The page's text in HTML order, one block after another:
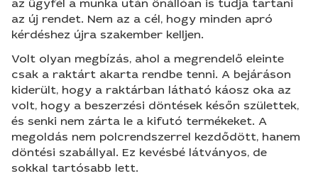
az ügyfél a munka után önállóan is tudja tartani
az új rendet. Nem az a cél, hogy minden apró
kérdéshez újra szakember kelljen.
Volt olyan megbízás, ahol a megrendelő eleinte
csak a raktárt akarta rendbe tenni. A bejáráson
kiderült, hogy a raktárban látható káosz oka az
volt, hogy a beszerzési döntések későn születtek,
és senki nem zárta le a kifutó termékeket. A
megoldás nem polcrendszerrel kezdődött, hanem
döntési szabállyal. Ez kevésbé látványos, de
sokkal tartósabb lett.